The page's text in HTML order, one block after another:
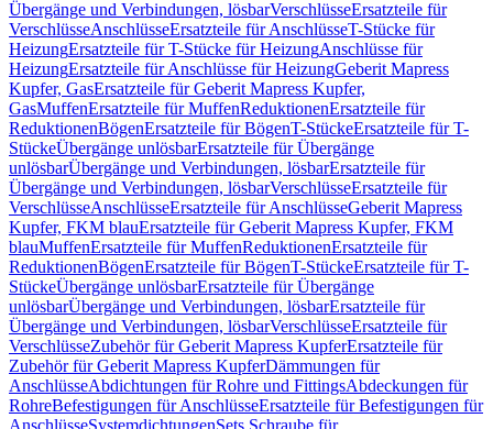
Übergänge und Verbindungen, lösbarVerschlüsseErsatzteile für
VerschlüsseAnschlüsseErsatzteile für AnschlüsseT-Stücke für
HeizungErsatzteile für T-Stücke für HeizungAnschlüsse für
HeizungErsatzteile für Anschlüsse für HeizungGeberit Mapress
Kupfer, GasErsatzteile für Geberit Mapress Kupfer,
GasMuffenErsatzteile für MuffenReduktionenErsatzteile für
ReduktionenBögenErsatzteile für BögenT-StückeErsatzteile für T-
StückeÜbergänge unlösbarErsatzteile für Übergänge
unlösbarÜbergänge und Verbindungen, lösbarErsatzteile für
Übergänge und Verbindungen, lösbarVerschlüsseErsatzteile für
VerschlüsseAnschlüsseErsatzteile für AnschlüsseGeberit Mapress
Kupfer, FKM blauErsatzteile für Geberit Mapress Kupfer, FKM
blauMuffenErsatzteile für MuffenReduktionenErsatzteile für
ReduktionenBögenErsatzteile für BögenT-StückeErsatzteile für T-
StückeÜbergänge unlösbarErsatzteile für Übergänge
unlösbarÜbergänge und Verbindungen, lösbarErsatzteile für
Übergänge und Verbindungen, lösbarVerschlüsseErsatzteile für
VerschlüsseZubehör für Geberit Mapress KupferErsatzteile für
Zubehör für Geberit Mapress KupferDämmungen für
AnschlüsseAbdichtungen für Rohre und FittingsAbdeckungen für
RohreBefestigungen für AnschlüsseErsatzteile für Befestigungen für
AnschlüsseSystemdichtungenSets Schraube für